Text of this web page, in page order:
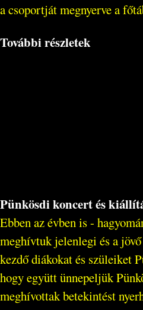
a csoportját megnyerve a
További részletek
Pünkösdi koncert és
Ebben az évben is -
meghívtuk jelenlegi és a
kezdő diákokat és szüleiket
hogy együtt ünnepeljük
meghívottak betekintést